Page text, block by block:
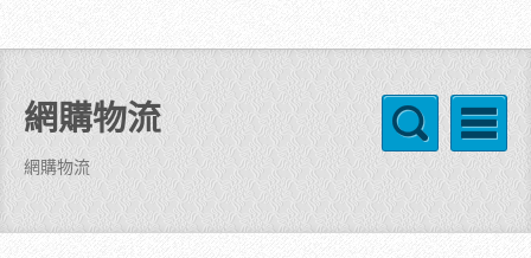
網購物流
網購物流